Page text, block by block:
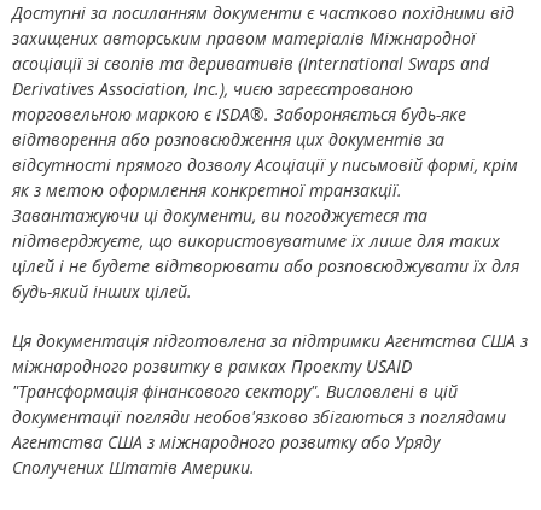
Доступні за посиланням документи є частково похідними від
захищених авторським правом матеріалів Міжнародної
асоціації зі свопів та деривативів (International Swaps and
Derivatives Association, Inc.), чиєю зареєстрованою
торговельною маркою єISDA®. Забороняється будь-яке
відтворення або розповсюдження цих документів за
відсутності прямого дозволу Асоціації у письмовій формі, крім
як з метою оформлення конкретної транзакції.
Завантажуючи ці документи, ви погоджуєтеся та
підтверджуєте, що використовуватиме їх лише для таких
цілей і не будете відтворювати або розповсюджувати їх для
будь-який інших цілей.
Ця документація підготовлена за підтримки Агентства США з
міжнародного розвитку в рамках Проекту USAID
"Трансформація фінансового сектору". Висловлені в цій
документації погляди необов'язково збігаються з поглядами
Агентства США з міжнародного розвитку або Уряду
Сполучених Штатів Америки.